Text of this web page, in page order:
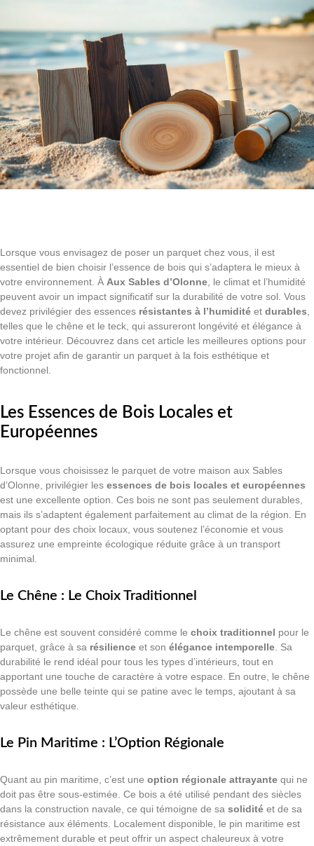
Lorsque vous envisagez de poser un parquet chez vous, il est
essentiel de bien choisir l’essence de bois qui s’adaptera le mieux à
votre environnement. À Aux Sables d’Olonne, le climat et l’humidité
peuvent avoir un impact significatif sur la durabilité de votre sol. Vous
devez privilégier des essences résistantes à l’humidité et durables,
telles que le chêne et le teck, qui assureront longévité et élégance à
votre intérieur. Découvrez dans cet article les meilleures options pour
votre projet afin de garantir un parquet à la fois esthétique et
fonctionnel.
Les Essences de Bois Locales et
Européennes
Lorsque vous choisissez le parquet de votre maison aux Sables
d’Olonne, privilégier les essences de bois locales et européennes
est une excellente option. Ces bois ne sont pas seulement durables,
mais ils s’adaptent également parfaitement au climat de la région. En
optant pour des choix locaux, vous soutenez l’économie et vous
assurez une empreinte écologique réduite grâce à un transport
minimal.
Le Chêne : Le Choix Traditionnel
Le chêne est souvent considéré comme le choix traditionnel pour le
parquet, grâce à sa résilience et son élégance intemporelle. Sa
durabilité le rend idéal pour tous les types d’intérieurs, tout en
apportant une touche de caractère à votre espace. En outre, le chêne
possède une belle teinte qui se patine avec le temps, ajoutant à sa
valeur esthétique.
Le Pin Maritime : L’Option Régionale
Quant au pin maritime, c’est une option régionale attrayante qui ne
doit pas être sous-estimée. Ce bois a été utilisé pendant des siècles
dans la construction navale, ce qui témoigne de sa solidité et de sa
résistance aux éléments. Localement disponible, le pin maritime est
extrêmement durable et peut offrir un aspect chaleureux à votre